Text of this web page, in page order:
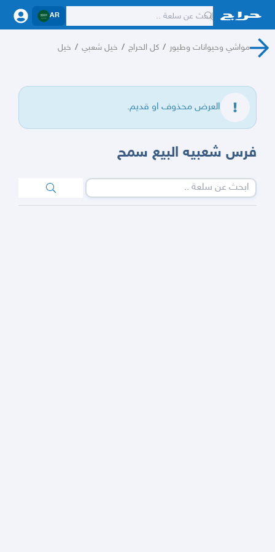
AR
مواشي وحيوانات وطيور / كل الحراج / خيل شعبي / خيل
العرض محذوف او قديم.
فرس شعبيه البيع سمح